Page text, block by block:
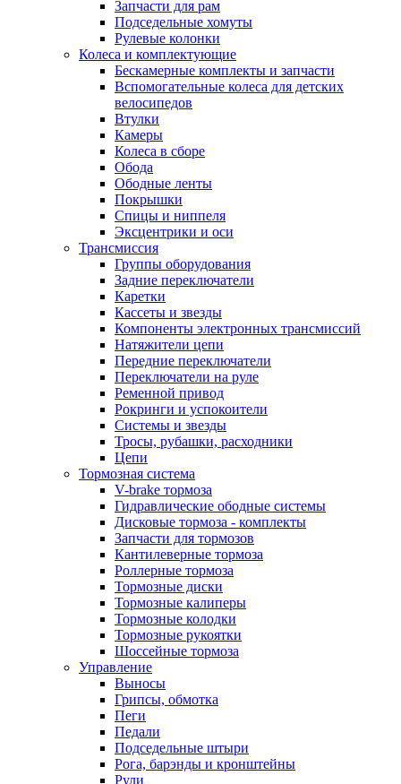
Запчасти для рам
Подседельные хомуты
Рулевые колонки
Колеса и комплектующие
Бескамерные комплекты и запчасти
Вспомогательные колеса для детских
велосипедов
Втулки
Камеры
Колеса в сборе
Обода
Ободные ленты
Покрышки
Спицы и ниппеля
Эксцентрики и оси
Трансмиссия
Группы оборудования
Задние переключатели
Каретки
Кассеты и звезды
Компоненты электронных трансмиссий
Натяжители цепи
Передние переключатели
Переключатели на руле
Ременной привод
Рокринги и успокоители
Системы и звезды
Тросы, рубашки, расходники
Цепи
Тормозная система
V-brake тормоза
Гидравлические ободные системы
Дисковые тормоза - комплекты
Запчасти для тормозов
Кантилеверные тормоза
Роллерные тормоза
Тормозные диски
Тормозные калиперы
Тормозные колодки
Тормозные рукоятки
Шоссейные тормоза
Управление
Выносы
Грипсы, обмотка
Пеги
Педали
Подседельные штыри
Рога, барэнды и кронштейны
Рули